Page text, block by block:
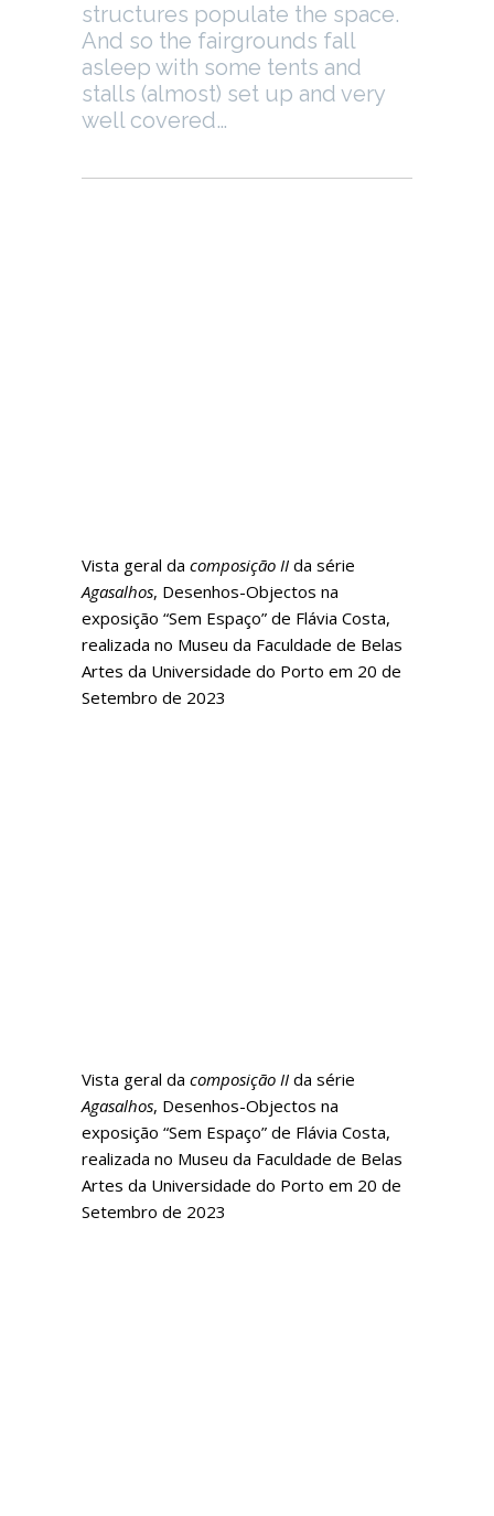
structures populate the space.
And so the fairgrounds fall
asleep with some tents and
stalls (almost) set up and very
well covered…
Vista geral da composição II da série
Agasalhos, Desenhos-Objectos na
exposição “Sem Espaço” de Flávia Costa,
realizada no Museu da Faculdade de Belas
Artes da Universidade do Porto em 20 de
Setembro de 2023
Vista geral da composição II da série
Agasalhos, Desenhos-Objectos na
exposição “Sem Espaço” de Flávia Costa,
realizada no Museu da Faculdade de Belas
Artes da Universidade do Porto em 20 de
Setembro de 2023